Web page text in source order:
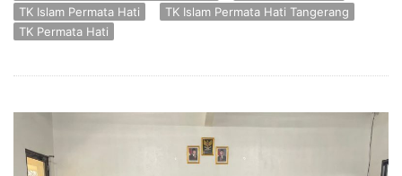
TK Islam Permata Hati
TK Islam Permata Hati Tangerang
TK Permata Hati